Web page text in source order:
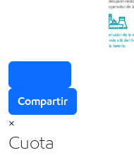
Compartir
×
Cuota